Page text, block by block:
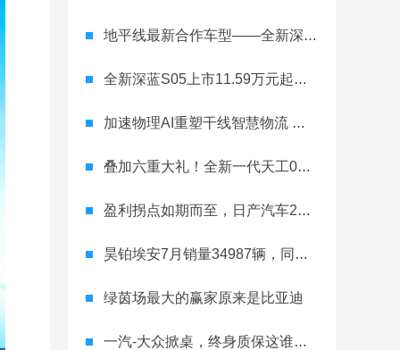
地平线最新合作车型——全新深蓝S05正式上市！
全新深蓝S05上市11.59万元起，全球时尚激光智能SUV全面进阶
加速物理AI重塑干线智慧物流 智加科技战略合作图达通
叠加六重大礼！全新一代天工08 670 Max上市限时价17.99万元
盈利拐点如期而至，日产汽车26财年一季度财报释放稳健增长信号
昊铂埃安7月销量34987辆，同比增长31.74%，全新Ray系列蓄势待发
绿茵场最大的赢家原来是比亚迪
一汽-大众掀桌，终身质保这谁顶得住？